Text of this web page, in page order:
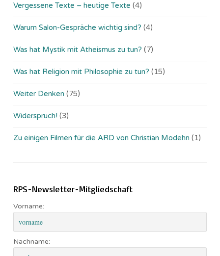
Vergessene Texte – heutige Texte (4)
Warum Salon-Gespräche wichtig sind? (4)
Was hat Mystik mit Atheismus zu tun? (7)
Was hat Religion mit Philosophie zu tun? (15)
Weiter Denken (75)
Widerspruch! (3)
Zu einigen Filmen für die ARD von Christian Modehn (1)
RPS-Newsletter-Mitgliedschaft
Vorname:
Nachname: